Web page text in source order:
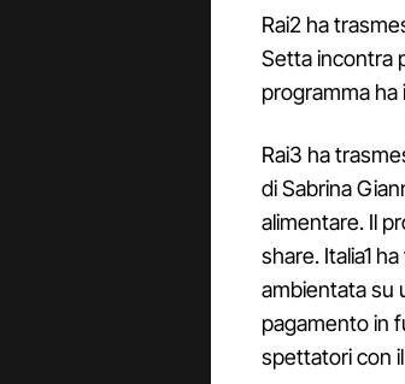
Rai2 ha
Setta incontra
programma
Rai3 ha
di Sabrina
alimentare. Il
share. Italia1
ambientata su
pagamento in
spettatori con